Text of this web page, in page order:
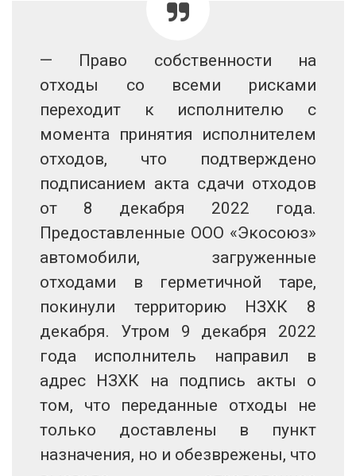
— Право собственности на
отходы со всеми рисками
переходит к исполнителю с
момента принятия исполнителем
отходов, что подтверждено
подписанием акта сдачи отходов
от 8 декабря 2022 года.
Предоставленные ООО «Экосоюз»
автомобили, загруженные
отходами в герметичной таре,
покинули территорию НЗХК 8
декабря. Утром 9 декабря 2022
года исполнитель направил в
адрес НЗХК на подпись акты о
том, что переданные отходы не
только доставлены в пункт
назначения, но и обезврежены, что